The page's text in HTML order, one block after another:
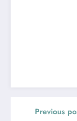
Previous